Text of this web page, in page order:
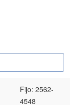
Fijo: 2562-
4548